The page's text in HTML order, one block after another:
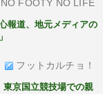
FOOTY NO LIFE
報道、地元メディアの
フットカルチョ！
京国立競技場での親